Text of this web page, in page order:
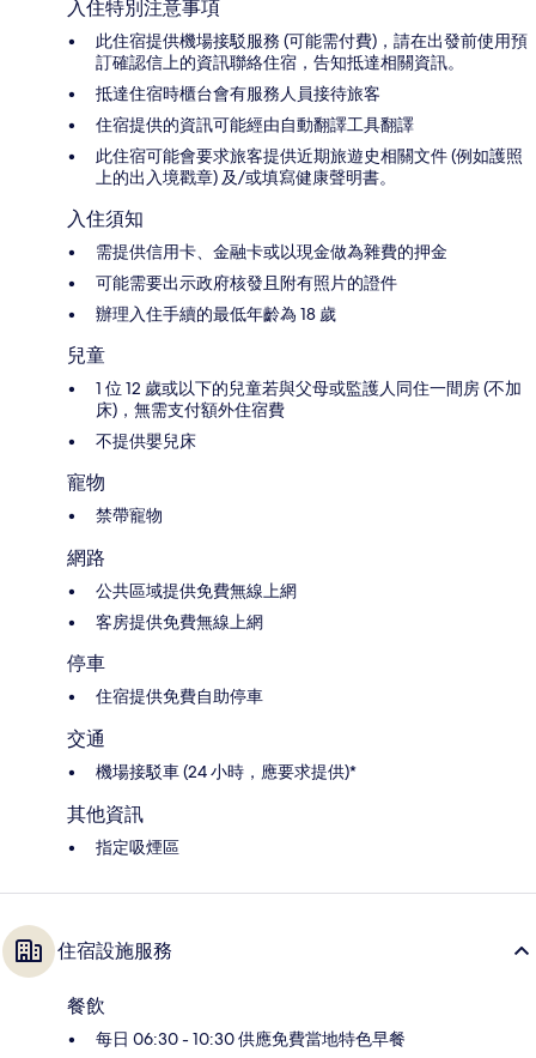
入住特別注意事項
此住宿提供機場接駁服務 (可能需付費)，請在出發前使用預
訂確認信上的資訊聯絡住宿，告知抵達相關資訊。
抵達住宿時櫃台會有服務人員接待旅客
住宿提供的資訊可能經由自動翻譯工具翻譯
此住宿可能會要求旅客提供近期旅遊史相關文件 (例如護照
上的出入境戳章) 及/或填寫健康聲明書。
入住須知
需提供信用卡、金融卡或以現金做為雜費的押金
可能需要出示政府核發且附有照片的證件
辦理入住手續的最低年齡為 18 歲
兒童
1 位 12 歲或以下的兒童若與父母或監護人同住一間房 (不加
床)，無需支付額外住宿費
不提供嬰兒床
寵物
禁帶寵物
網路
公共區域提供免費無線上網
客房提供免費無線上網
停車
住宿提供免費自助停車
交通
機場接駁車 (24 小時，應要求提供)*
其他資訊
指定吸煙區
住宿設施服務
餐飲
每日 06:30 - 10:30 供應免費當地特色早餐